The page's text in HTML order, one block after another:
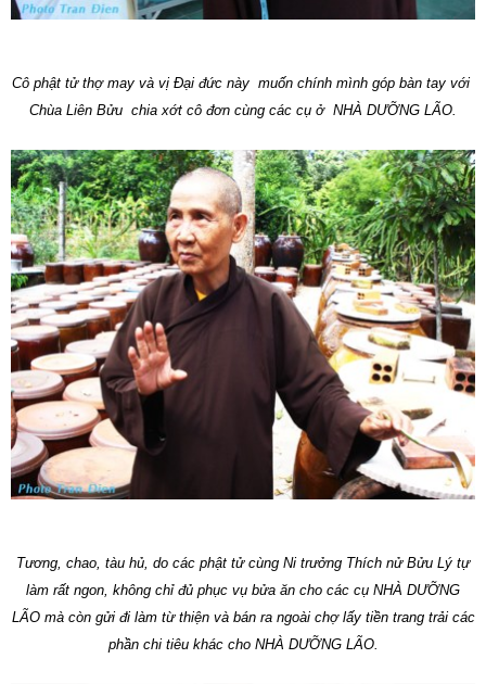
Cô phật tử thợ may và vị Đại đức này muốn chính mình góp bàn tay với
Chùa Liên Bửu chia xớt cô đơn cùng các cụ ở NHÀ DƯỠNG LÃO.
Tương, chao, tàu hủ, do các phật tử cùng Ni trưởng Thích nử Bửu Lý tự
làm rất ngon, không chỉ đủ phục vụ bửa ăn cho các cụ NHÀ DƯỠNG
LÃO mà còn gửi đi làm từ thiện và bán ra ngoài chợ lấy tiền trang trải các
phần chi tiêu khác cho NHÀ DƯỠNG LÃO.